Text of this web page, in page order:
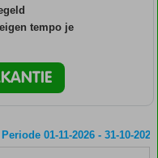
tempo je
Periode 01-11-2026 - 31-10-2027